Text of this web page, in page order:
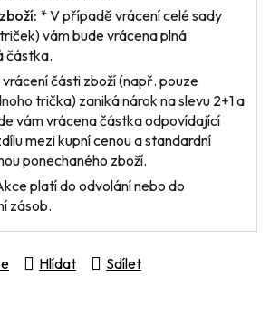
* V případě vrácenícelé sady
vám bude vrácena plná
částka.
vráceníčásti zboží(např. pouze
trička) zaniká nárok na slevu 2+1 a
vám vrácena částka odpovídající
mezi kupní cenou a standardní
ponechaného zboží.
platí do odvolání nebo do
zásob.
Hlídat Sdílet